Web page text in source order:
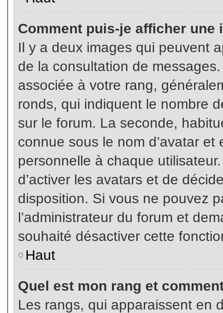
Comment puis-je afficher une
Il y a deux images qui peuvent
de la consultation de
associée à votre rang,
ronds, qui indiquent le nombre
sur le forum. La seconde,
connue sous le nom d’avatar
personnelle à chaque
d’activer les avatars et de
disposition. Si vous ne pouvez
l’administrateur du forum et
souhaité désactiver cette
Haut
Quel est mon rang et
Les rangs, qui apparaissent en